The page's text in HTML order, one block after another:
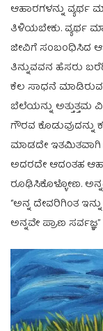
ಆಹಾರಗಳನ್ನು ವ್ಯರ್ಥ
ತಿಳಿಯಬೇಕು. ವ್ಯರ್ಥ
ಜೀವಿಗೆ ಸಂಬಂಧಿಸಿದ
ತಿನ್ನುವವನ ಹೆಸರು
ಕೆಲ ಸಾಧನೆ
ಬೆಲೆಯನ್ನು ಅತ್ತುತ್ತಮ
ಗೌರವ ಕೊಡುವುದನ್ನು
ಮಾಡದೇ ಇತಮಿತವಾಗಿ
ಅದರದೇ ಆದಂತಹ
ರೂಢಿಸಿಕೊಳ್ಳೋಣ.
‘’ಅನ್ನ ದೇವರಿಗಿಂತ
ಅನ್ನವೇ ಪ್ರಾಣ ಸರ್ವಜ್ಞ”